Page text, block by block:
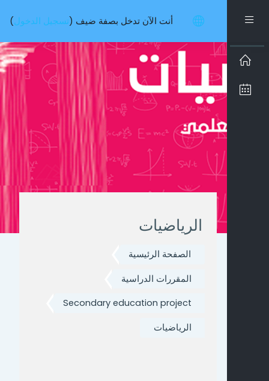
واجهة جانبية أنت الآن تدخل بصفة ضيف (تسجيل الدخول)
الرياضيات
الصفحة الرئيسية
المقررات الدراسية
Secondary education project
الرياضيات